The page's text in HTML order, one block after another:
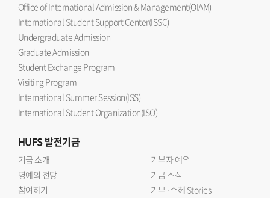
Office of International Admission & Management(OIAM)
International Student Support Center(ISSC)
Undergraduate Admission
Graduate Admission
Student Exchange Program
Visiting Program
International Summer Session(ISS)
International Student Organization(ISO)
HUFS발전기금
기금 소개
기부자 예우
명예의 전당
기금 소식
참여하기
기부·수혜 Stories